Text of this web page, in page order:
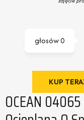
głosów0
KUP
OCEAN